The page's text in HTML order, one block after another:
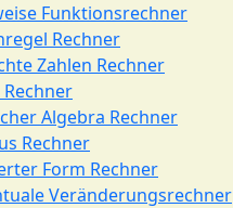
Funktionsrechner
Rechner
Zahlen Rechner
Algebra Rechner
Rechner
Form Rechner
Veränderungsrechner